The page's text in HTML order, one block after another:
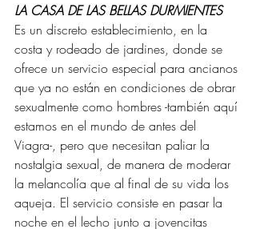
LA CASA DE LAS BELLAS DURMIENTES
Es un discreto establecimiento, en la
costa y rodeado de jardines, donde se
ofrece un servicio especial para ancianos
que ya no están en condiciones de obrar
sexualmente como hombres -también aquí
estamos en el mundo de antes del
Viagra-, pero que necesitan paliar la
nostalgia sexual, de manera de moderar
la melancolía que al final de su vida los
aqueja. El servicio consiste en pasar la
noche en el lecho junto a jovencitas